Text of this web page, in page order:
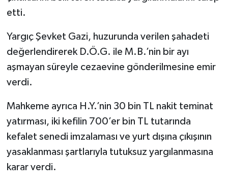
etti.
Yargıç Şevket Gazi, huzurunda verilen şahadeti
değerlendirerek D.Ö.G. ile M.B.’nin bir ayı
aşmayan süreyle cezaevine gönderilmesine emir
verdi.
Mahkeme ayrıca H.Y.’nin 30 bin TL nakit teminat
yatırması, iki kefilin 700’er bin TL tutarında
kefalet senedi imzalaması ve yurt dışına çıkışının
yasaklanması şartlarıyla tutuksuz yargılanmasına
karar verdi.